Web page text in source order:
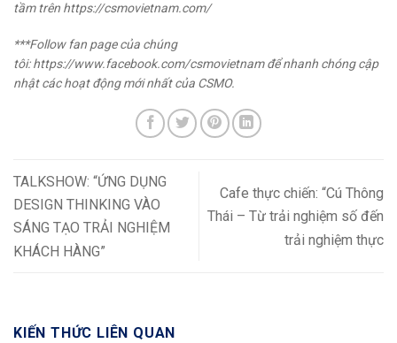
tầm trên https://csmovietnam.com/
***Follow fan page của chúng
tôi:https://www.facebook.com/csmovietnamđể nhanh chóng cập
nhật các hoạt động mới nhất của CSMO.
TALKSHOW: “ỨNG DỤNG
DESIGN THINKING VÀO
SÁNG TẠO TRẢI NGHIỆM
KHÁCH HÀNG”
Cafe thực chiến: “Cú Thông
Thái – Từ trải nghiệm số đến
trải nghiệm thực
KIẾN THỨC LIÊN QUAN